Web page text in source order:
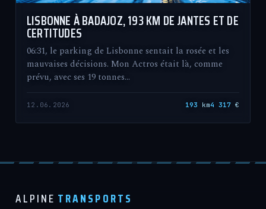
LISBONNE À BADAJOZ, 193 KM DE JANTES ET DE
CERTITUDES
06:31, le parking de Lisbonne sentait la rosée et les
mauvaises décisions. Mon Actros était là, comme
prévu, avec ses 19 tonnes…
12.06.2026 193 km4 317 €
ALPINE TRANSPORTS